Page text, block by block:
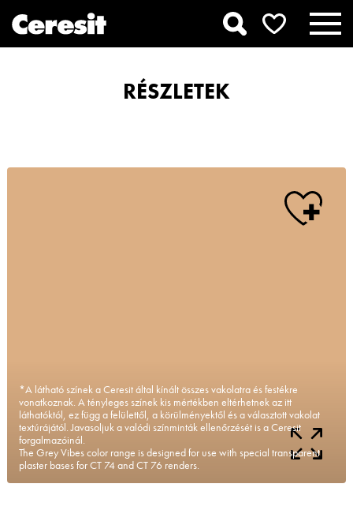
RÉSZLETEK
*A látható színek a Ceresit által kínált összes vakolatra és festékre
vonatkoznak. A tényleges színek kis mértékben eltérhetnek az itt
láthatóktól, ez függ a felülettől, a körülményektől és a választott vakolat
textúrájától. Javasoljuk a valódi színminták ellenőrzését is a Ceresit
forgalmazóinál.
The Grey Vibes color range is designed for use with special transparent
plaster bases for CT 74 and CT 76 renders.